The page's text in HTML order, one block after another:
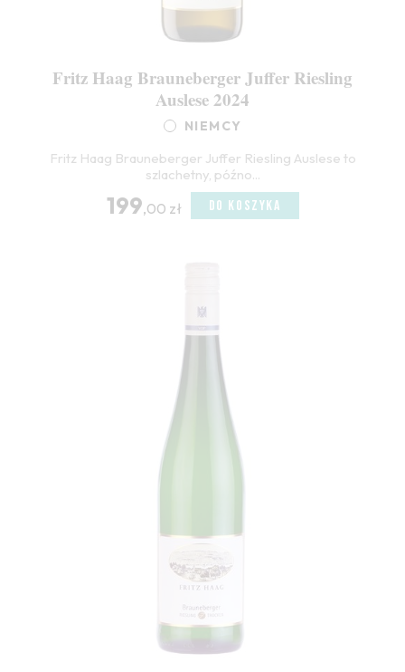
Fritz Haag Brauneberger Juffer Riesling
Auslese 2024
NIEMCY
Fritz Haag Brauneberger Juffer Riesling Auslese to
szlachetny, późno...
199,00 zł DO KOSZYKA